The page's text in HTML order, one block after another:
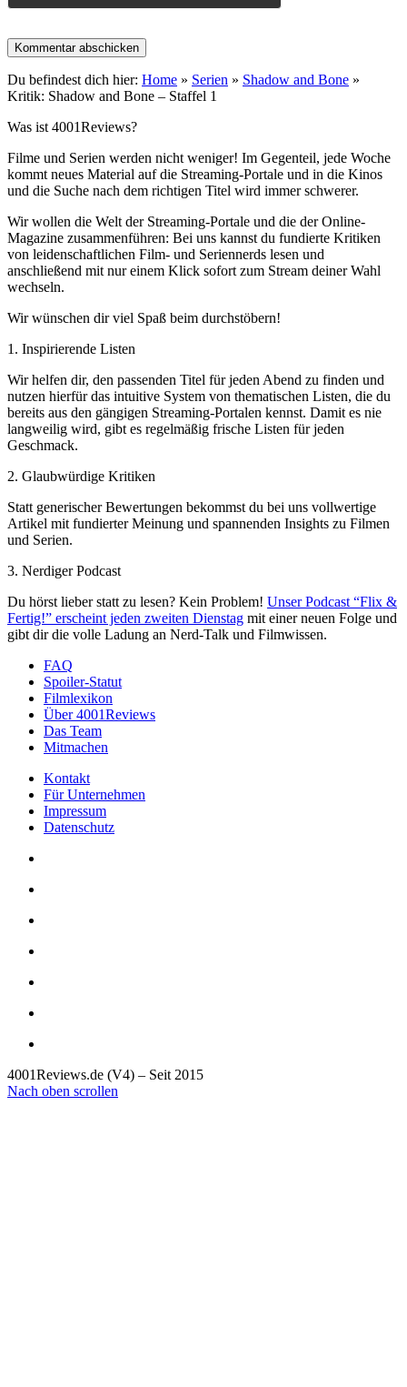
Du befindest dich hier: Home » Serien » Shadow and Bone »
Kritik: Shadow and Bone – Staffel 1
Was ist 4001Reviews?
Filme und Serien werden nicht weniger! Im Gegenteil, jede Woche
kommt neues Material auf die Streaming-Portale und in die Kinos
und die Suche nach dem richtigen Titel wird immer schwerer.
Wir wollen die Welt der Streaming-Portale und die der Online-
Magazine zusammenführen: Bei uns kannst du fundierte Kritiken
von leidenschaftlichen Film- und Seriennerds lesen und
anschließend mit nur einem Klick sofort zum Stream deiner Wahl
wechseln.
Wir wünschen dir viel Spaß beim durchstöbern!
1. Inspirierende Listen
Wir helfen dir, den passenden Titel für jeden Abend zu finden und
nutzen hierfür das intuitive System von thematischen Listen, die du
bereits aus den gängigen Streaming-Portalen kennst. Damit es nie
langweilig wird, gibt es regelmäßig frische Listen für jeden
Geschmack.
2. Glaubwürdige Kritiken
Statt generischer Bewertungen bekommst du bei uns vollwertige
Artikel mit fundierter Meinung und spannenden Insights zu Filmen
und Serien.
3. Nerdiger Podcast
Du hörst lieber statt zu lesen? Kein Problem! Unser Podcast “Flix &
Fertig!” erscheint jeden zweiten Dienstag mit einer neuen Folge und
gibt dir die volle Ladung an Nerd-Talk und Filmwissen.
FAQ
Spoiler-Statut
Filmlexikon
Über 4001Reviews
Das Team
Mitmachen
Kontakt
Für Unternehmen
Impressum
Datenschutz
4001Reviews.de (V4) – Seit 2015
Nach oben scrollen